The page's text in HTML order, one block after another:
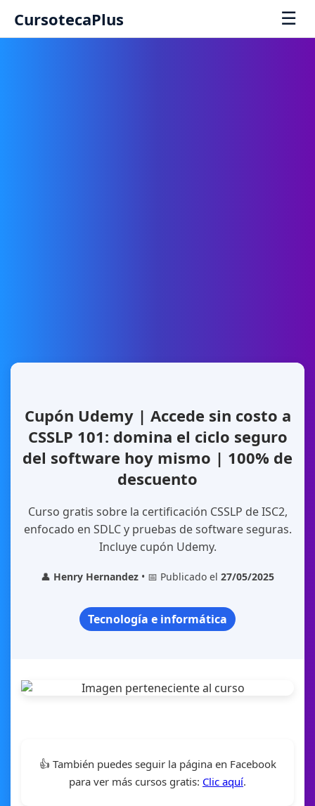
CursotecaPlus ☰
Cupón Udemy | Accede sin costo a
CSSLP 101: domina el ciclo seguro
del software hoy mismo | 100% de
descuento
Curso gratis sobre la certificación CSSLP de ISC2,
enfocado en SDLC y pruebas de software seguras.
Incluye cupón Udemy.
👤 Henry Hernandez • 📅 Publicado el 27/05/2025
Tecnología e informática
👍 También puedes seguir la página en Facebook
para ver más cursos gratis: Clic aquí.